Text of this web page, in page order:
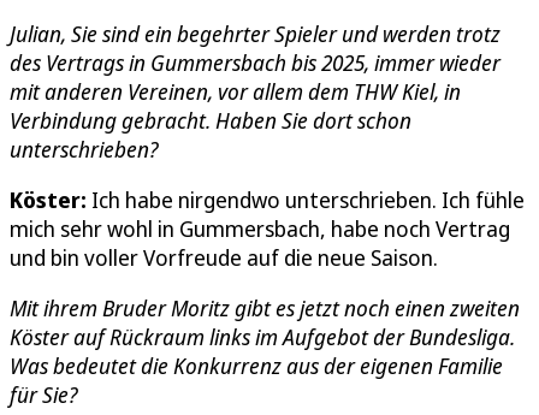
Julian, Sie sind ein begehrter Spieler und werden trotz
des Vertrags in Gummersbach bis 2025, immer wieder
mit anderen Vereinen, vor allem dem THW Kiel, in
Verbindung gebracht. Haben Sie dort schon
unterschrieben?
Köster: Ich habe nirgendwo unterschrieben. Ich fühle
mich sehr wohl in Gummersbach, habe noch Vertrag
und bin voller Vorfreude auf die neue Saison.
Mit ihrem Bruder Moritz gibt es jetzt noch einen zweiten
Köster auf Rückraum links im Aufgebot der Bundesliga.
Was bedeutet die Konkurrenz aus der eigenen Familie
für Sie?